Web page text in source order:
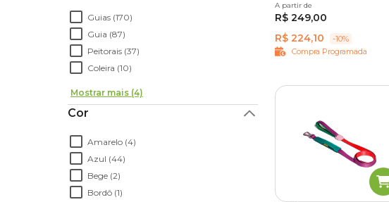
Guias (170)
Guia (87)
Peitorais (37)
Coleira (10)
Mostrar mais (4)
Cor
Amarelo (4)
Azul (44)
Bege (2)
Bordô (1)
Único
A partir de
R$ 249,00
R$ 224,10
-10%
Compra Programada